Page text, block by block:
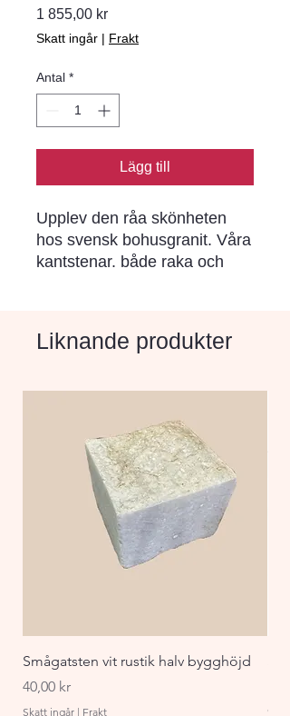
1 855,00 krPris
Skatt ingår | Frakt
Antal *
Lägg till
Upplev den råa skönheten
hos svensk bohusgranit. Våra
kantstenar. både raka och
trädgård eller uteplats.
Liknande produkter
Smågatsten vit rustik halv bygghöjd
Pris
40,00 kr
Skatt ingår | Frakt
Pris